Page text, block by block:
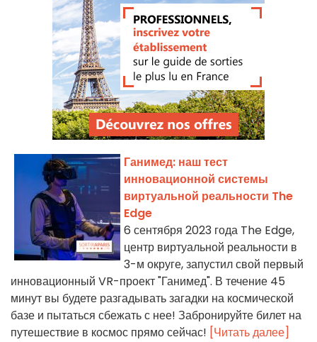
Ганимед: наш тест
инновационной системы
виртуальной реальности The
Edge
6 сентября 2023 года The Edge,
центр виртуальной реальности в
3-м округе, запустил свой первый
инновационный VR-проект "Ганимед". В течение 45
минут вы будете разгадывать загадки на космической
базе и пытаться сбежать с нее! Забронируйте билет на
путешествие в космос прямо сейчас! [Читать далее]